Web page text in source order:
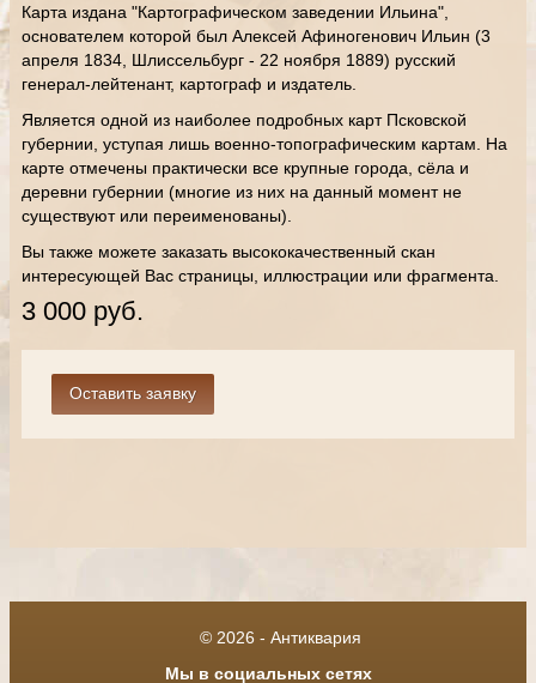
Карта издана "Картографическом заведении Ильина",
основателем которой был Алексей Афиногенович Ильин (3
апреля 1834, Шлиссельбург - 22 ноября 1889) русский
генерал-лейтенант, картограф и издатель.
Является одной из наиболее подробных карт Псковской
губернии, уступая лишь военно-топографическим картам. На
карте отмечены практически все крупные города, сёла и
деревни губернии (многие из них на данный момент не
существуют или переименованы).
Вы также можете заказать высококачественный скан
интересующей Вас страницы, иллюстрации или фрагмента.
3 000 руб.
© 2026 - Антиквария
Мы в социальных сетях